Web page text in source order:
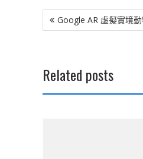
文
章
Google AR 虛擬實境
Related posts